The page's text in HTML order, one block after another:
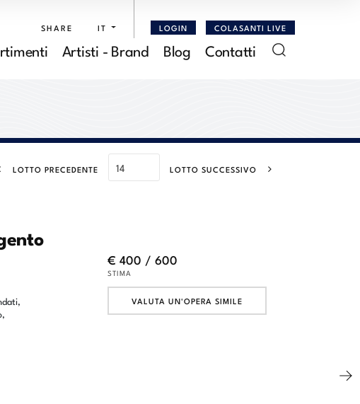
SHARE IT LOGIN COLASANTI LIVE
Artisti - Brand Blog Contatti
LOTTO PRECEDENTE LOTTO SUCCESSIVO
€ 400 / 600
STIMA
VALUTA UN'OPERA SIMILE